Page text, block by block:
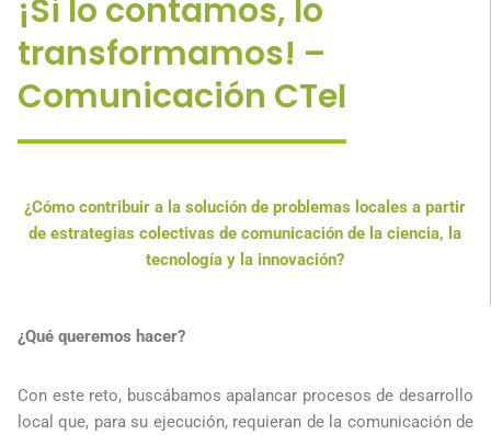
¡Si lo contamos, lo
transformamos! –
Comunicación CTeI
¿Cómo contribuir a la solución de problemas locales a partir
de estrategias colectivas de comunicación de la ciencia, la
tecnología y la innovación?
¿Qué queremos hacer?
Con este reto, buscábamos apalancar procesos de desarrollo
local que, para su ejecución, requieran de la comunicación de